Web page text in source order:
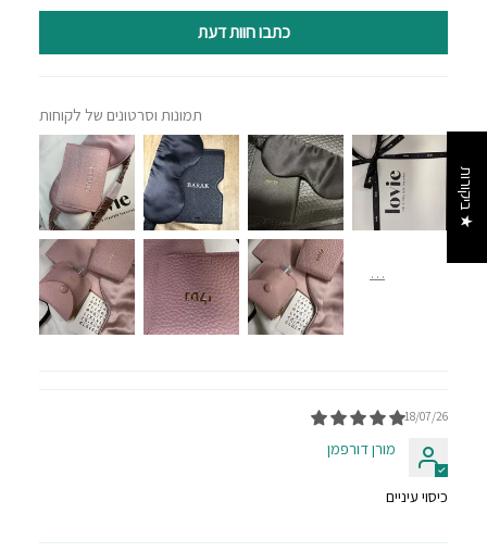
כתבו חוות דעת
תמונות וסרטונים של לקוחות
18/07/26
מורן דורפמן
כיסוי עיניים
★ ביקורות